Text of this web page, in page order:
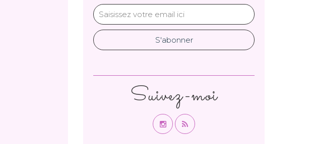
Suivez-moi